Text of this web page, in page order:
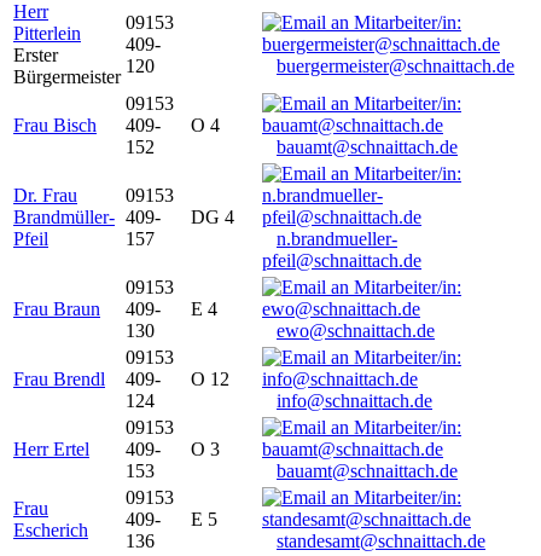
Herr
Pitterlein
Erster
Bürgermeister
09153
409-
120
buergermeister@schnaittach.de
Frau Bisch
09153
409-
152
O 4
bauamt@schnaittach.de
Dr. Frau
Brandmüller-
Pfeil
09153
409-
157
DG 4
n.brandmueller-
pfeil@schnaittach.de
Frau Braun
09153
409-
130
E 4
ewo@schnaittach.de
Frau Brendl
09153
409-
124
O 12
info@schnaittach.de
Herr Ertel
09153
409-
153
O 3
bauamt@schnaittach.de
Frau
Escherich
09153
409-
136
E 5
standesamt@schnaittach.de